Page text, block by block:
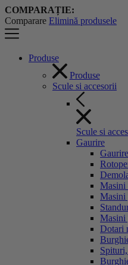
COMPARAȚIE:
Comparare Elimină produsele
Produse
Produse
Scule si accesorii
Scule si
Gaurire
Gaurire
Masini
Masini
Masini
Dotari